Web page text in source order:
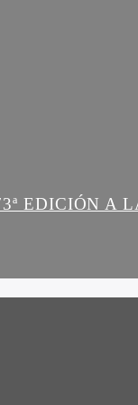
EDICIÓN A